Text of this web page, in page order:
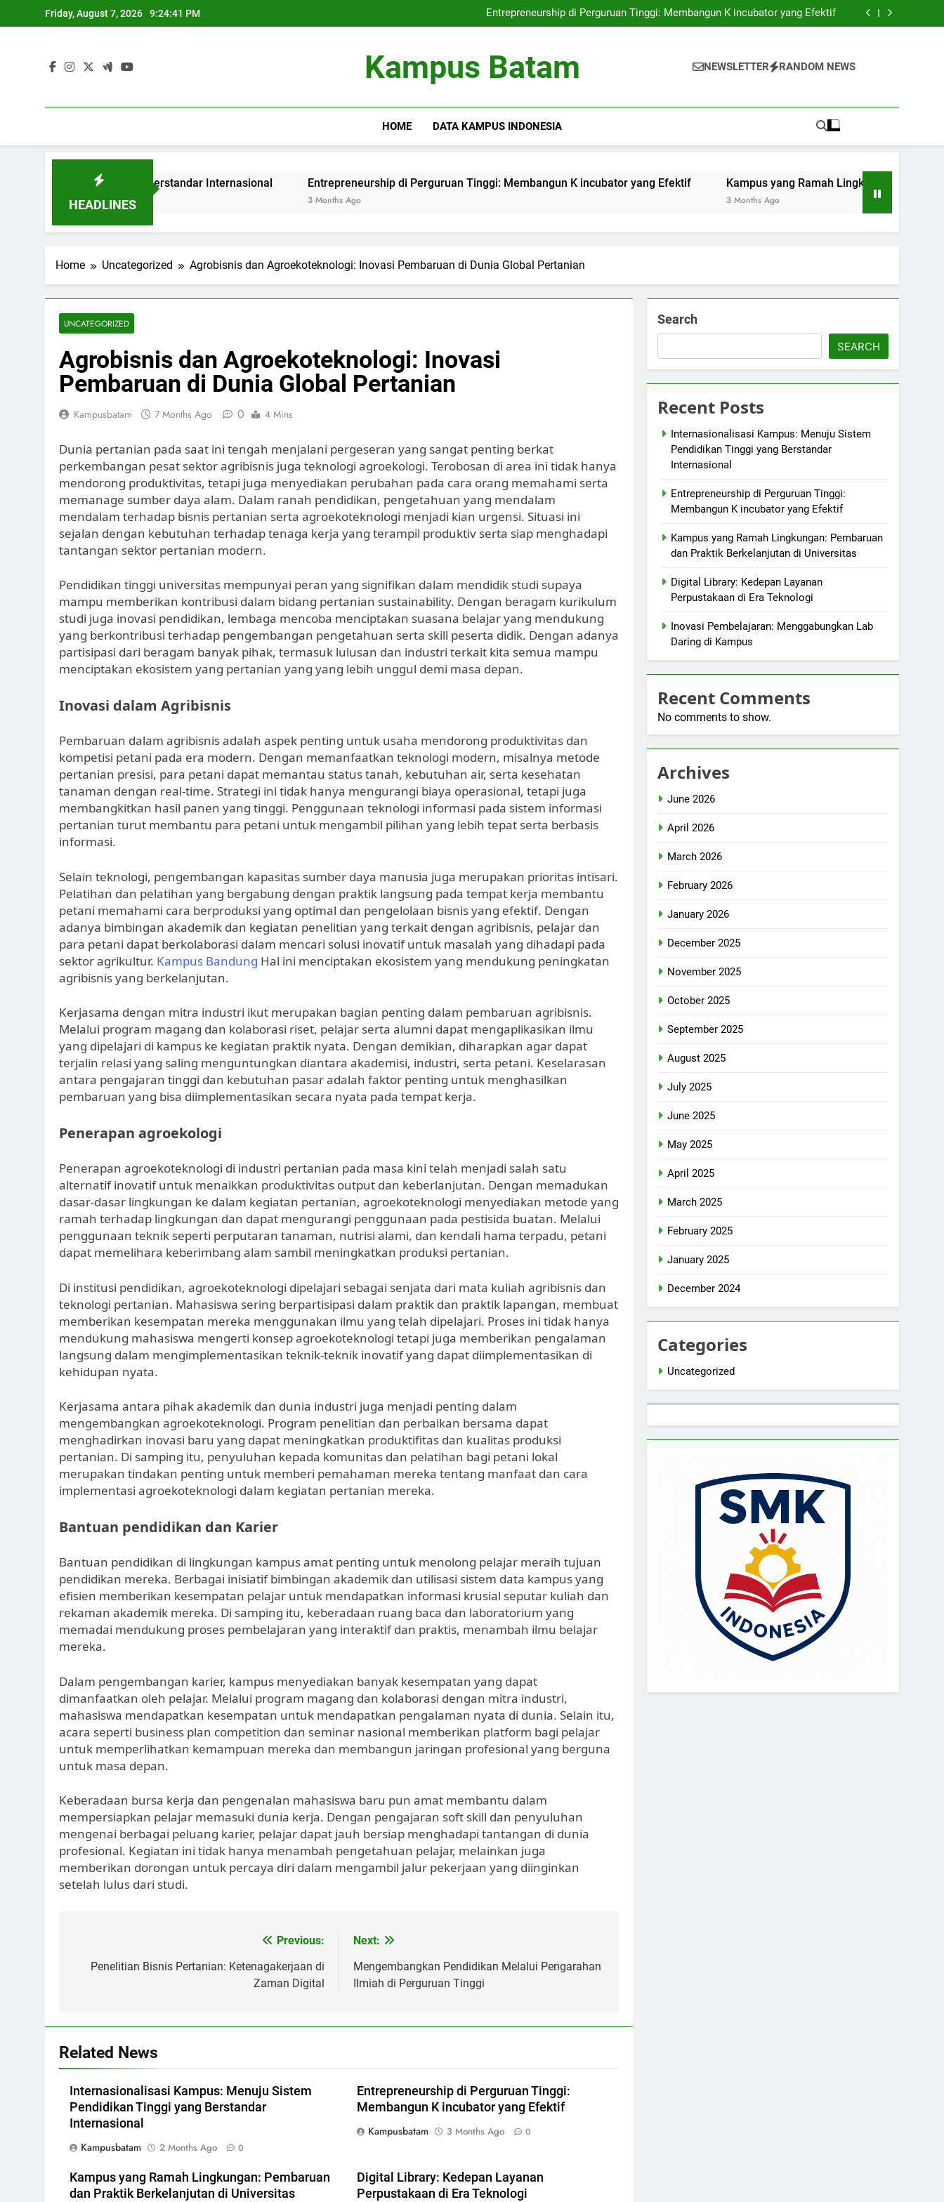
to
Friday, August 7, 2026 9:24:41 PM
Berstandar Internasional
Entrepreneurship di Perguruan Tinggi: Membangun K incubator yang Efektif
Kampus yang Ramah Lingkungan: Pembaruan dan Praktik Berkelanjutan di
Berstandar Internasional
Entrepreneurship di Perguruan Tinggi: Membangun K incubator yang Efektif
Kampus yang Ramah Lingkungan: Pembaruan dan Praktik Berkelanjutan di
Kampus Batam NEWSLETTER RANDOM NEWS
HOME DATA KAMPUS INDONESIA
HEADLINES
Tinggi yang Berstandar Internasional Entrepreneurship di Perguruan Tinggi: Membangun K incubator yang Efektif
3 Months Ago
Kampus yang Ramah Lingkungan: Pembaruan
3 Months Ago
Home Uncategorized Agrobisnis dan Agroekoteknologi: Inovasi Pembaruan di Dunia Global Pertanian
UNCATEGORIZED
Agrobisnis dan Agroekoteknologi: Inovasi
Pembaruan di Dunia Global Pertanian
Kampusbatam 7 Months Ago 0 4 Mins
Dunia pertanian pada saat ini tengah menjalani pergeseran yang sangat penting berkat
perkembangan pesat sektor agribisnis juga teknologi agroekologi. Terobosan di area ini tidak hanya
mendorong produktivitas, tetapi juga menyediakan perubahan pada cara orang memahami serta
memanage sumber daya alam. Dalam ranah pendidikan, pengetahuan yang mendalam
mendalam terhadap bisnis pertanian serta agroekoteknologi menjadi kian urgensi. Situasi ini
sejalan dengan kebutuhan terhadap tenaga kerja yang terampil produktiv serta siap menghadapi
tantangan sektor pertanian modern.
Pendidikan tinggi universitas mempunyai peran yang signifikan dalam mendidik studi supaya
mampu memberikan kontribusi dalam bidang pertanian sustainability. Dengan beragam kurikulum
studi juga inovasi pendidikan, lembaga mencoba menciptakan suasana belajar yang mendukung
yang berkontribusi terhadap pengembangan pengetahuan serta skill peserta didik. Dengan adanya
partisipasi dari beragam banyak pihak, termasuk lulusan dan industri terkait kita semua mampu
menciptakan ekosistem yang pertanian yang yang lebih unggul demi masa depan.
Inovasi dalam Agribisnis
Pembaruan dalam agribisnis adalah aspek penting untuk usaha mendorong produktivitas dan
kompetisi petani pada era modern. Dengan memanfaatkan teknologi modern, misalnya metode
pertanian presisi, para petani dapat memantau status tanah, kebutuhan air, serta kesehatan
tanaman dengan real-time. Strategi ini tidak hanya mengurangi biaya operasional, tetapi juga
membangkitkan hasil panen yang tinggi. Penggunaan teknologi informasi pada sistem informasi
pertanian turut membantu para petani untuk mengambil pilihan yang lebih tepat serta berbasis
informasi.
Selain teknologi, pengembangan kapasitas sumber daya manusia juga merupakan prioritas intisari.
Pelatihan dan pelatihan yang bergabung dengan praktik langsung pada tempat kerja membantu
petani memahami cara berproduksi yang optimal dan pengelolaan bisnis yang efektif. Dengan
adanya bimbingan akademik dan kegiatan penelitian yang terkait dengan agribisnis, pelajar dan
para petani dapat berkolaborasi dalam mencari solusi inovatif untuk masalah yang dihadapi pada
sektor agrikultur. Kampus Bandung Hal ini menciptakan ekosistem yang mendukung peningkatan
agribisnis yang berkelanjutan.
Kerjasama dengan mitra industri ikut merupakan bagian penting dalam pembaruan agribisnis.
Melalui program magang dan kolaborasi riset, pelajar serta alumni dapat mengaplikasikan ilmu
yang dipelajari di kampus ke kegiatan praktik nyata. Dengan demikian, diharapkan agar dapat
terjalin relasi yang saling menguntungkan diantara akademisi, industri, serta petani. Keselarasan
antara pengajaran tinggi dan kebutuhan pasar adalah faktor penting untuk menghasilkan
pembaruan yang bisa diimplementasikan secara nyata pada tempat kerja.
Penerapan agroekologi
Penerapan agroekoteknologi di industri pertanian pada masa kini telah menjadi salah satu
alternatif inovatif untuk menaikkan produktivitas output dan keberlanjutan. Dengan memadukan
dasar-dasar lingkungan ke dalam kegiatan pertanian, agroekoteknologi menyediakan metode yang
ramah terhadap lingkungan dan dapat mengurangi penggunaan pada pestisida buatan. Melalui
penggunaan teknik seperti perputaran tanaman, nutrisi alami, dan kendali hama terpadu, petani
dapat memelihara keberimbang alam sambil meningkatkan produksi pertanian.
Di institusi pendidikan, agroekoteknologi dipelajari sebagai senjata dari mata kuliah agribisnis dan
teknologi pertanian. Mahasiswa sering berpartisipasi dalam praktik dan praktik lapangan, membuat
memberikan kesempatan mereka menggunakan ilmu yang telah dipelajari. Proses ini tidak hanya
mendukung mahasiswa mengerti konsep agroekoteknologi tetapi juga memberikan pengalaman
langsung dalam mengimplementasikan teknik-teknik inovatif yang dapat diimplementasikan di
kehidupan nyata.
Kerjasama antara pihak akademik dan dunia industri juga menjadi penting dalam
mengembangkan agroekoteknologi. Program penelitian dan perbaikan bersama dapat
menghadirkan inovasi baru yang dapat meningkatkan produktifitas dan kualitas produksi
pertanian. Di samping itu, penyuluhan kepada komunitas dan pelatihan bagi petani lokal
merupakan tindakan penting untuk memberi pemahaman mereka tentang manfaat dan cara
implementasi agroekoteknologi dalam kegiatan pertanian mereka.
Bantuan pendidikan dan Karier
Bantuan pendidikan di lingkungan kampus amat penting untuk menolong pelajar meraih tujuan
pendidikan mereka. Berbagai inisiatif bimbingan akademik dan utilisasi sistem data kampus yang
efisien memberikan kesempatan pelajar untuk mendapatkan informasi krusial seputar kuliah dan
rekaman akademik mereka. Di samping itu, keberadaan ruang baca dan laboratorium yang
memadai mendukung proses pembelajaran yang interaktif dan praktis, menambah ilmu belajar
mereka.
Dalam pengembangan karier, kampus menyediakan banyak kesempatan yang dapat
dimanfaatkan oleh pelajar. Melalui program magang dan kolaborasi dengan mitra industri,
mahasiswa mendapatkan kesempatan untuk mendapatkan pengalaman nyata di dunia. Selain itu,
acara seperti business plan competition dan seminar nasional memberikan platform bagi pelajar
untuk memperlihatkan kemampuan mereka dan membangun jaringan profesional yang berguna
untuk masa depan.
Keberadaan bursa kerja dan pengenalan mahasiswa baru pun amat membantu dalam
mempersiapkan pelajar memasuki dunia kerja. Dengan pengajaran soft skill dan penyuluhan
mengenai berbagai peluang karier, pelajar dapat jauh bersiap menghadapi tantangan di dunia
profesional. Kegiatan ini tidak hanya menambah pengetahuan pelajar, melainkan juga
memberikan dorongan untuk percaya diri dalam mengambil jalur pekerjaan yang diinginkan
setelah lulus dari studi.
navigation
Previous:
Penelitian Bisnis Pertanian: Ketenagakerjaan di
Zaman Digital
Next:
Mengembangkan Pendidikan Melalui Pengarahan
Ilmiah di Perguruan Tinggi
Related News
Internasionalisasi Kampus: Menuju Sistem
Pendidikan Tinggi yang Berstandar
Internasional
Kampusbatam
2 Months Ago 0
Entrepreneurship di Perguruan Tinggi:
Membangun K incubator yang Efektif
Kampusbatam
3 Months Ago 0
Kampus yang Ramah Lingkungan: Pembaruan
dan Praktik Berkelanjutan di Universitas
Digital Library: Kedepan Layanan
Perpustakaan di Era Teknologi
Search
SEARCH
Recent Posts
Internasionalisasi Kampus: Menuju Sistem
Pendidikan Tinggi yang Berstandar
Internasional
Entrepreneurship di Perguruan Tinggi:
Membangun K incubator yang Efektif
Kampus yang Ramah Lingkungan: Pembaruan
dan Praktik Berkelanjutan di Universitas
Digital Library: Kedepan Layanan
Perpustakaan di Era Teknologi
Inovasi Pembelajaran: Menggabungkan Lab
Daring di Kampus
Recent Comments
No comments to show.
Archives
June 2026
April 2026
March 2026
February 2026
January 2026
December 2025
November 2025
October 2025
September 2025
August 2025
July 2025
June 2025
May 2025
April 2025
March 2025
February 2025
January 2025
December 2024
Categories
Uncategorized